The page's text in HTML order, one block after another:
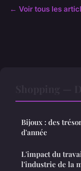
← Voir tous les
Bijoux : des
d'année
L'impact du
l'industrie de la